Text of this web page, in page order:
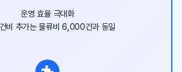
운영 효율 극대화
비 추가는 물류비 6,000건과 동일